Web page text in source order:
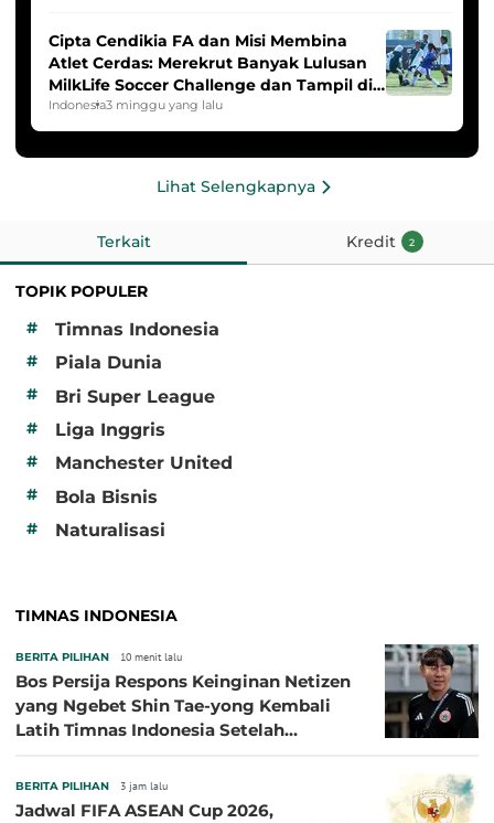
Cipta Cendikia FA dan Misi Membina
Atlet Cerdas: Merekrut Banyak Lulusan
MilkLife Soccer Challenge dan Tampil di
HYDROPLUS Soccer League
Indonesia3 minggu yang lalu
Lihat Selengkapnya
Terkait Kredit 2
TOPIK POPULER
#
Timnas Indonesia
# Piala Dunia
# Bri Super League
# Liga Inggris
# Manchester United
# Bola Bisnis
# Naturalisasi
TIMNAS INDONESIA
BERITA PILIHAN 10 menit lalu
Bos Persija Respons Keinginan Netizen
yang Ngebet Shin Tae-yong Kembali
Latih Timnas Indonesia Setelah
BERITA PILIHAN 3 jam lalu
Jadwal FIFA ASEAN Cup 2026,